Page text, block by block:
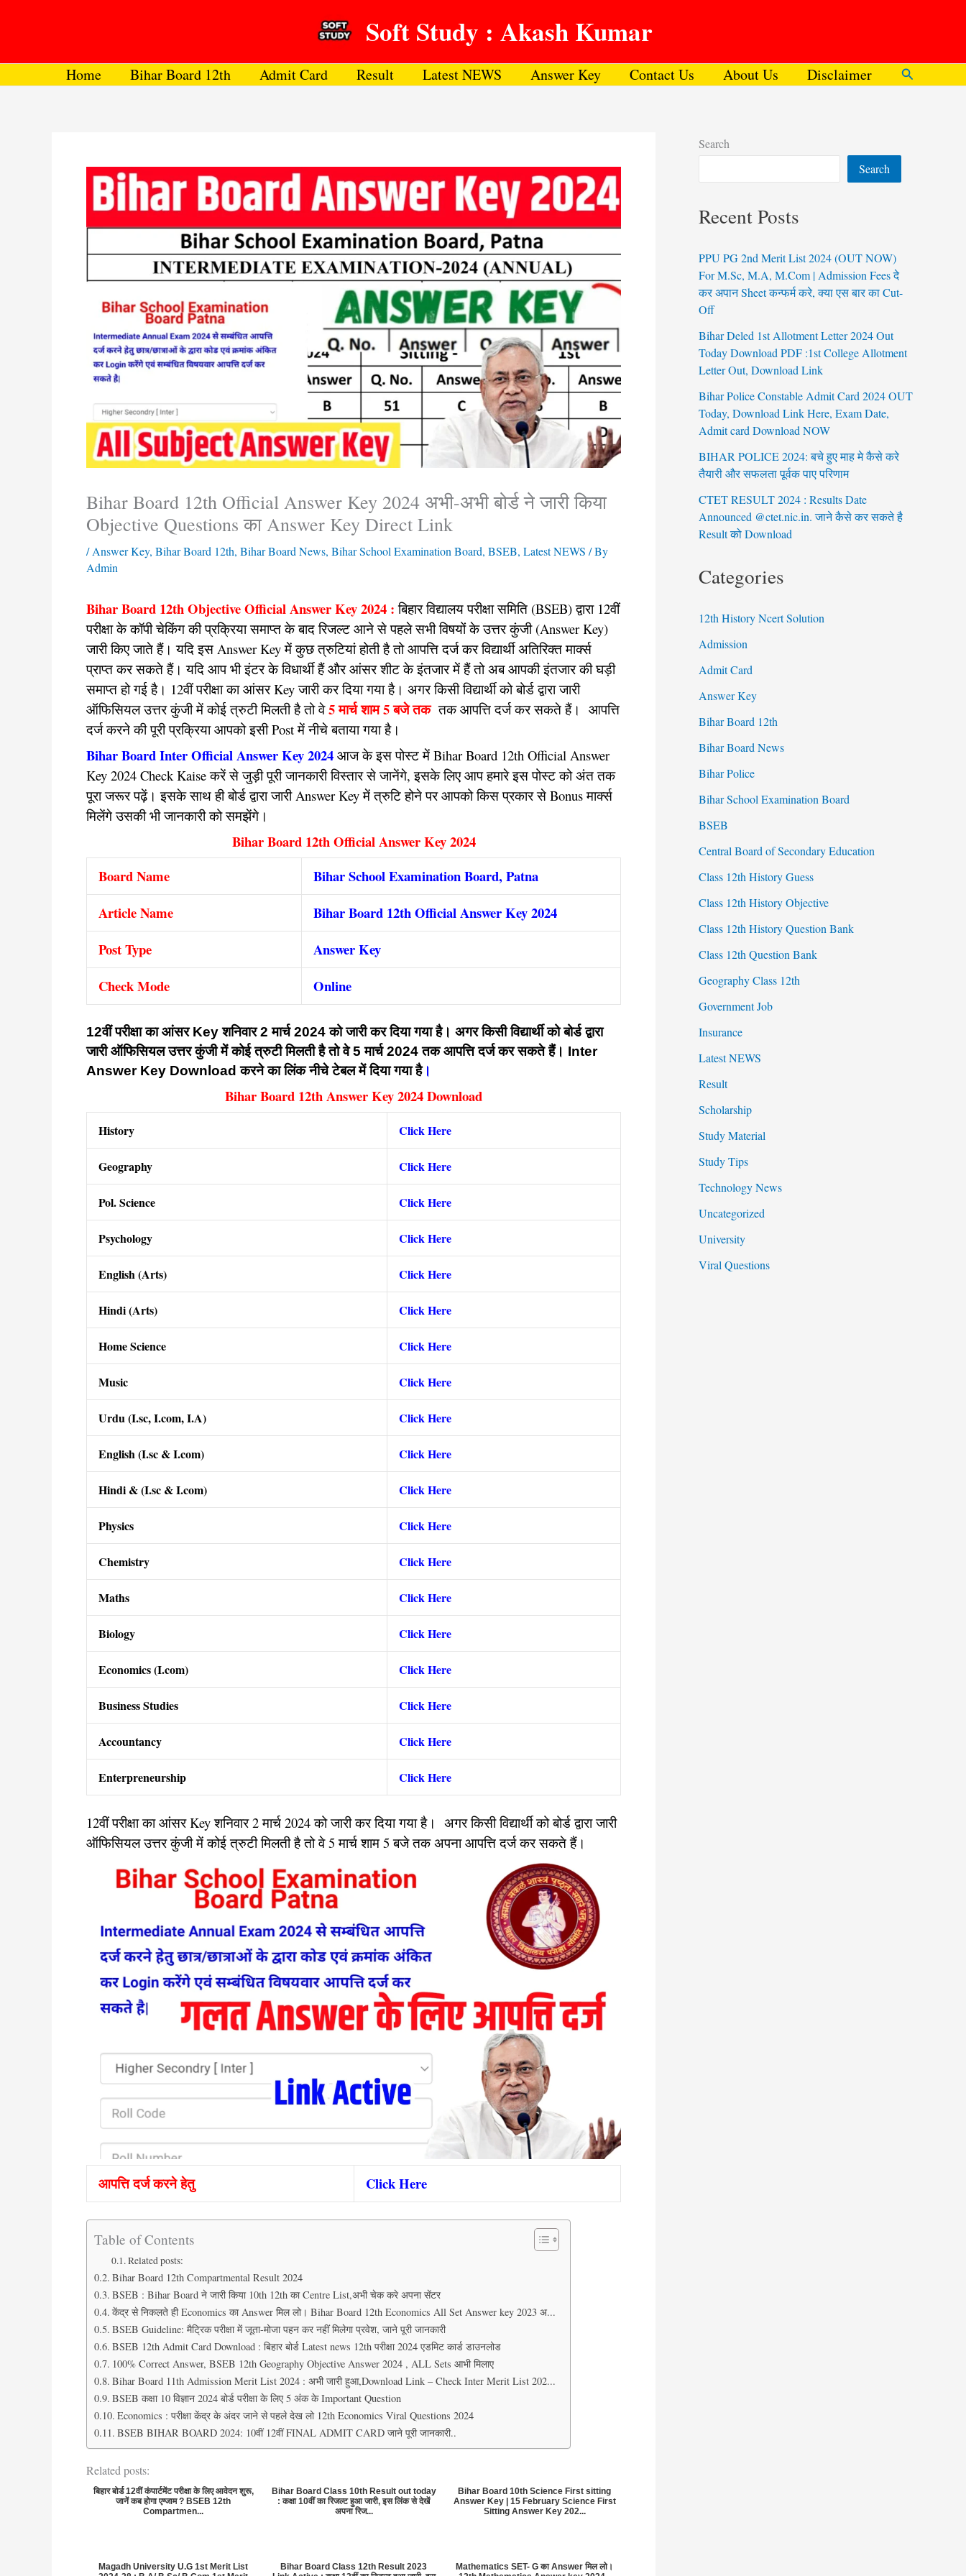
Soft Study : Akash Kumar
Home Bihar Board 12th Admit Card Result Latest NEWS Answer Key Contact Us About Us Disclaimer Search
Bihar Board 12th Official Answer Key 2024 अभी-अभी बोर्ड ने जारी किया
Objective Questions का Answer Key Direct Link
/Answer Key, Bihar Board 12th, Bihar Board News, Bihar School Examination Board, BSEB, Latest NEWS / By
Admin
Bihar Board 12th Objective Official Answer Key 2024 : बिहार विद्यालय परीक्षा समिति (BSEB) द्वारा 12वीं
परीक्षा के कॉपी चेकिंग की प्रक्रिया समाप्त के बाद रिजल्ट आने से पहले सभी विषयों के उत्तर कुंजी (Answer Key)
जारी किए जाते हैं। यदि इस Answer Key में कुछ त्रुटियां होती है तो आपत्ति दर्ज कर विद्यार्थी अतिरिक्त मार्क्स
प्राप्त कर सकते हैं। यदि आप भी इंटर के विधार्थी हैं और आंसर शीट के इंतजार में हैं तो अब आपकी इंतजार की घड़ी
समाप्त हो गई है। 12वीं परीक्षा का आंसर Key जारी कर दिया गया है। अगर किसी विद्यार्थी को बोर्ड द्वारा जारी
ऑफिसियल उत्तर कुंजी में कोई त्रुटी मिलती है तो वे5 मार्च शाम 5 बजे तक तक आपत्ति दर्ज कर सकते हैं। आपत्ति
दर्ज करने की पूरी प्रक्रिया आपको इसी Post में नीचे बताया गया है।
Bihar Board Inter Official Answer Key 2024 आज के इस पोस्ट में Bihar Board 12th Official Answer
Key 2024 Check Kaise करें से जुड़ी पूरी जानकारी विस्तार से जानेंगे, इसके लिए आप हमारे इस पोस्ट को अंत तक
पूरा जरूर पढ़ें। इसके साथ ही बोर्ड द्वारा जारी Answer Key में त्रुटि होने पर आपको किस प्रकार से Bonus मार्क्स
मिलेंगे उसकी भी जानकारी को समझेंगे।
Bihar Board 12th Official Answer Key 2024
Board Name
Bihar School Examination Board, Patna
Article Name
Bihar Board 12th Official Answer Key 2024
Post Type
Answer Key
Check Mode
Online
12वीं परीक्षा का आंसर Key शनिवार 2 मार्च 2024 को जारी कर दिया गया है। अगर किसी विद्यार्थी को बोर्ड द्वारा
जारी ऑफिसियल उत्तर कुंजी में कोई त्रुटी मिलती है तो वे 5 मार्च 2024 तक आपत्ति दर्ज कर सकते हैं। Inter
Answer Key Download करने का लिंक नीचे टेबल में दिया गया है।
Bihar Board 12th Answer Key 2024 Download
History Click Here
Geography Click Here
Pol. Science Click Here
Psychology Click Here
English (Arts) Click Here
Hindi (Arts) Click Here
Home Science Click Here
Music Click Here
Urdu (I.sc, I.com, I.A) Click Here
English (I.sc & I.com) Click Here
Hindi & (I.sc & I.com) Click Here
Physics Click Here
Chemistry Click Here
Maths Click Here
Biology Click Here
Economics (I.com) Click Here
Business Studies Click Here
Accountancy Click Here
Enterpreneurship Click Here
12वीं परीक्षा का आंसर Key शनिवार 2 मार्च 2024 को जारी कर दिया गया है। अगर किसी विद्यार्थी को बोर्ड द्वारा जारी
ऑफिसियल उत्तर कुंजी में कोई त्रुटी मिलती है तो वे 5 मार्च शाम 5 बजे तक अपना आपत्ति दर्ज कर सकते हैं।
आपत्ति दर्ज करने हेतु Click Here
Table of Contents
Related posts:
Bihar Board 12th Compartmental Result 2024
BSEB : Bihar Board ने जारी किया 10th 12th का Centre List,अभी चेक करे अपना सेंटर
केंद्र से निकलते ही Economics का Answer मिल लो। Bihar Board 12th Economics All Set Answer key 2023 अ...
BSEB Guideline: मैट्रिक परीक्षा में जूता-मोजा पहन कर नहीं मिलेगा प्रवेश, जाने पूरी जानकारी
BSEB 12th Admit Card Download : बिहार बोर्ड Latest news 12th परीक्षा 2024 एडमिट कार्ड डाउनलोड
100% Correct Answer, BSEB 12th Geography Objective Answer 2024 , ALL Sets आभी मिलाए
Bihar Board 11th Admission Merit List 2024 : अभी जारी हुआ,Download Link – Check Inter Merit List 202...
BSEB कक्षा 10 विज्ञान 2024 बोर्ड परीक्षा के लिए 5 अंक के Important Question
Economics : परीक्षा केंद्र के अंदर जाने से पहले देख लो 12th Economics Viral Questions 2024
BSEB BIHAR BOARD 2024: 10वीं 12वीं FINAL ADMIT CARD जाने पूरी जानकारी..
Related posts:
बिहार बोर्ड 12वीं कंपार्टमेंट परीक्षा के लिए आवेदन शुरू,
जानें कब होगा एग्जाम ? BSEB 12th
Compartmen...
Bihar Board Class 10th Result out today
: कक्षा 10वीं का रिजल्ट हुआ जारी, इस लिंक से देखें
अपना रिज...
Bihar Board 10th Science First sitting
Answer Key | 15 February Science First
Sitting Answer Key 202...
Magadh University U.G 1st Merit List
Bihar Board Class 12th Result 2023
Mathematics SET- G का Answer मिल लो।
Search
Search
Recent Posts
PPU PG 2nd Merit List 2024 (OUT NOW)
For M.Sc, M.A, M.Com | Admission Fees दे
कर अपान Sheet कन्फर्म करे, क्या एस बार का Cut-
Off
Bihar Deled 1st Allotment Letter 2024 Out
Today Download PDF :1st College Allotment
Letter Out, Download Link
Bihar Police Constable Admit Card 2024 OUT
Today, Download Link Here, Exam Date,
Admit card Download NOW
BIHAR POLICE 2024: बचे हुए माह मे कैसे करे
तैयारी और सफलता पूर्वक पाए परिणाम
CTET RESULT 2024 : Results Date
Announced @ctet.nic.in. जाने कैसे कर सकते है
Result को Download
Categories
12th History Ncert Solution
Admission
Admit Card
Answer Key
Bihar Board 12th
Bihar Board News
Bihar Police
Bihar School Examination Board
BSEB
Central Board of Secondary Education
Class 12th History Guess
Class 12th History Objective
Class 12th History Question Bank
Class 12th Question Bank
Geography Class 12th
Government Job
Insurance
Latest NEWS
Result
Scholarship
Study Material
Study Tips
Technology News
Uncategorized
University
Viral Questions